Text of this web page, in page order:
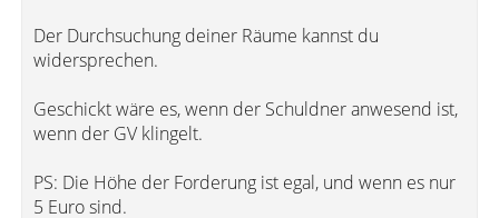
Der Durchsuchung deiner Räume kannst du
widersprechen.
Geschickt wäre es, wenn der Schuldner anwesend ist,
wenn der GV klingelt.
PS: Die Höhe der Forderung ist egal, und wenn es nur
5 Euro sind.